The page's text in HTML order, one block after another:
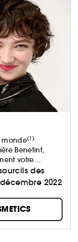
monde(1)
Benetint,
votre
doit être
que le
de votre produit
besoin
des
2022